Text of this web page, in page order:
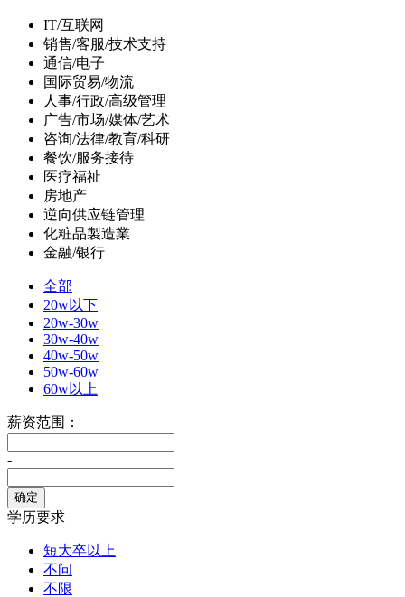
IT/互联网
销售/客服/技术支持
通信/电子
国际贸易/物流
人事/行政/高级管理
广告/市场/媒体/艺术
咨询/法律/教育/科研
餐饮/服务接待
医疗福祉
房地产
逆向供应链管理
化粧品製造業
金融/银行
全部
20w以下
20w-30w
30w-40w
40w-50w
50w-60w
60w以上
薪资范围：
-
学历要求
短大卒以上
不问
不限